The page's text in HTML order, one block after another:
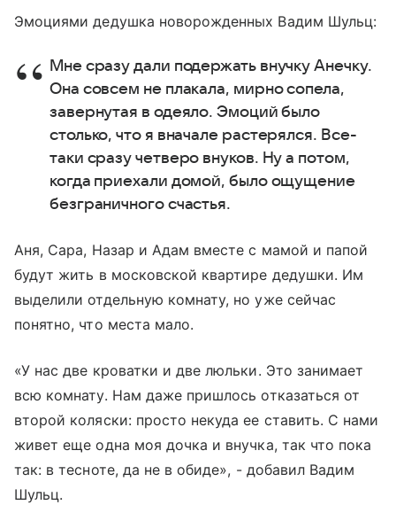
Эмоциями дедушка новорожденных Вадим Шульц:
Мне сразу дали подержать внучку Анечку.
Она совсем не плакала, мирно сопела,
завернутая в одеяло. Эмоций было
столько, что я вначале растерялся. Все-
таки сразу четверо внуков. Ну а потом,
когда приехали домой, было ощущение
безграничного счастья.
Аня, Сара, Назар и Адам вместе с мамой и папой
будут жить в московской квартире дедушки. Им
выделили отдельную комнату, но уже сейчас
понятно, что места мало.
«У нас две кроватки и две люльки. Это занимает
всю комнату. Нам даже пришлось отказаться от
второй коляски: просто некуда ее ставить. С нами
живет еще одна моя дочка и внучка, так что пока
так: в тесноте, да не в обиде», - добавил Вадим
Шульц.